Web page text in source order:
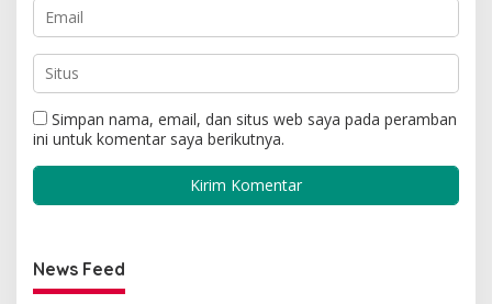
Simpan nama, email, dan situs web saya pada peramban
ini untuk komentar saya berikutnya.
News Feed